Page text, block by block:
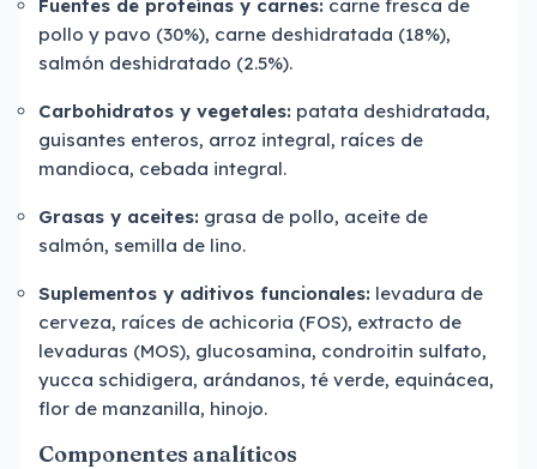
Fuentes de proteínas y carnes: carne fresca de
pollo y pavo (30%), carne deshidratada (18%),
salmón deshidratado (2.5%).
Carbohidratos y vegetales: patata deshidratada,
guisantes enteros, arroz integral, raíces de
mandioca, cebada integral.
Grasas y aceites: grasa de pollo, aceite de
salmón, semilla de lino.
Suplementos y aditivos funcionales: levadura de
cerveza, raíces de achicoria (FOS), extracto de
levaduras (MOS), glucosamina, condroitin sulfato,
yucca schidigera, arándanos, té verde, equinácea,
flor de manzanilla, hinojo.
Componentes analíticos